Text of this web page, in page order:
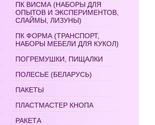
ПК ВИСМА (НАБОРЫ ДЛЯ
ОПЫТОВ И ЭКСПЕРИМЕНТОВ,
СЛАЙМЫ, ЛИЗУНЫ)
ПК ФОРМА (ТРАНСПОРТ,
НАБОРЫ МЕБЕЛИ ДЛЯ КУКОЛ)
ПОГРЕМУШКИ, ПИЩАЛКИ
ПОЛЕСЬЕ (БЕЛАРУСЬ)
ПАКЕТЫ
ПЛАСТМАСТЕР КНОПА
РАКЕТА